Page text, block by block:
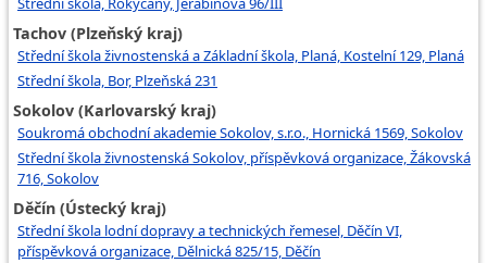
Tachov (Plzeňský kraj)
Střední škola živnostenská a Základní škola, Planá, Kostelní 129, Planá
Střední škola, Bor, Plzeňská 231
Sokolov (Karlovarský kraj)
Soukromá obchodní akademie Sokolov, s.r.o., Hornická 1569, Sokolov
Střední škola živnostenská Sokolov, příspěvková organizace, Žákovská
716, Sokolov
Děčín (Ústecký kraj)
Střední škola lodní dopravy a technických řemesel, Děčín VI,
příspěvková organizace, Dělnická 825/15, Děčín